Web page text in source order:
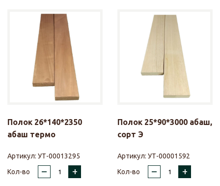
Полок 26*140*2350
абаш термо
Артикул: УТ-00013295
Кол-во
– +
Полок 25*90*3000 абаш,
сорт Э
Артикул: УТ-00001592
Кол-во
– +